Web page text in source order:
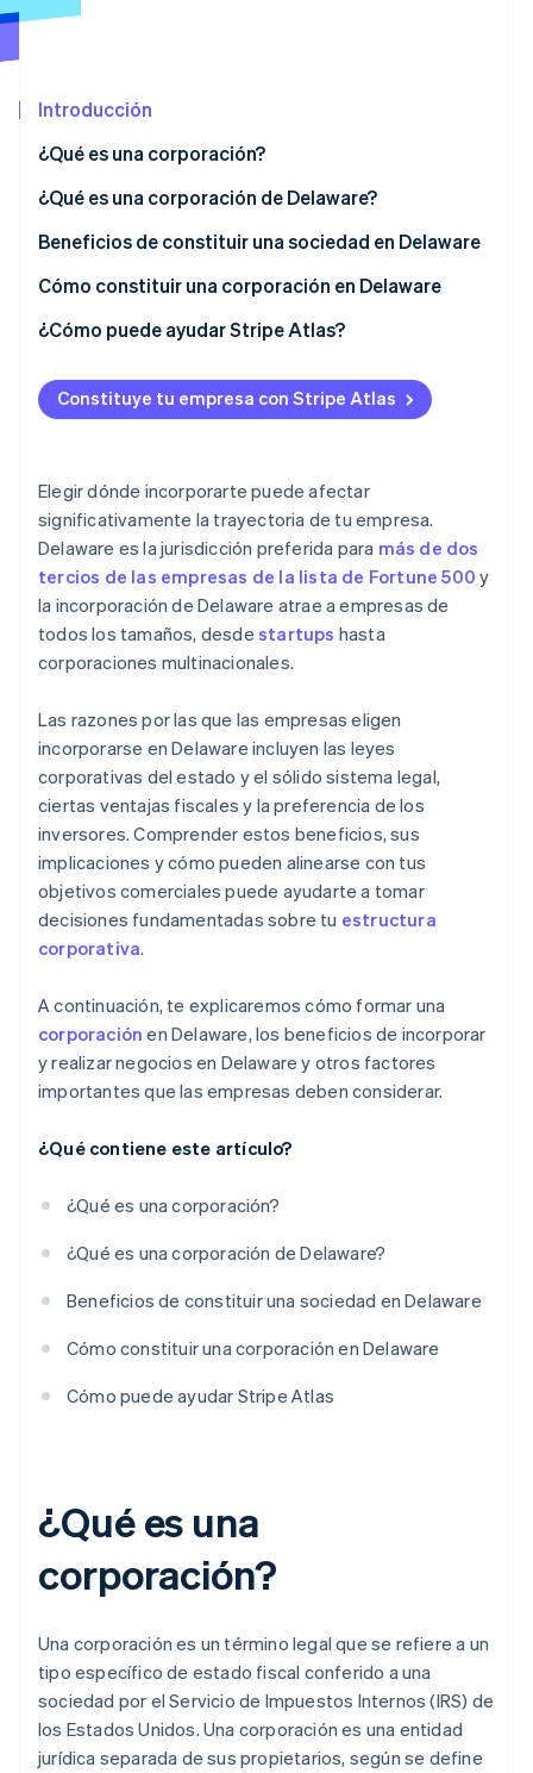
Sesiones de Stripe 2026
Mirar ahoraStripe App Marketplace
Introducción
¿Qué es una corporación?
¿Qué es una corporación de Delaware?
Beneficios de constituir una sociedad en Delaware
Cómo constituir una corporación en Delaware
¿Cómo puede ayudar Stripe Atlas?
Solicitud de ingreso a Atlas
Acepta pagos y operaciones bancarias antes de que
Compra de acciones del fundador sin efectivo
Declaración automática de la elección de
impuestos 83(b)
Documentos legales de empresas de primer nivel
Un año gratis de Stripe Payments, más $50,000 en
créditos y descuentos para socios
Constituye tu empresa con Stripe Atlas
Elegir dónde incorporarte puede afectar
significativamente la trayectoria de tu empresa.
Delaware es la jurisdicción preferida para más de dos
tercios de las empresas de la lista de Fortune 500 y
la incorporación de Delaware atrae a empresas de
todos los tamaños, desde startups hasta
corporaciones multinacionales.
Las razones por las que las empresas eligen
incorporarse en Delaware incluyen las leyes
corporativas del estado y el sólido sistema legal,
ciertas ventajas fiscales y la preferencia de los
inversores. Comprender estos beneficios, sus
implicaciones y cómo pueden alinearse con tus
objetivos comerciales puede ayudarte a tomar
decisiones fundamentadas sobre tu estructura
corporativa.
A continuación, te explicaremos cómo formar una
corporación en Delaware, los beneficios de incorporar
y realizar negocios en Delaware y otros factores
importantes que las empresas deben considerar.
¿Qué contiene este artículo?
¿Qué es una corporación?
¿Qué es una corporación de Delaware?
Beneficios de constituir una sociedad en Delaware
Cómo constituir una corporación en Delaware
Cómo puede ayudar Stripe Atlas
¿Qué es una
corporación?
Una corporación es un término legal que se refiere a un
tipo específico de estado fiscal conferido a una
sociedad por el Servicio de Impuestos Internos (IRS) de
los Estados Unidos. Una corporación es una entidad
jurídica separada de sus propietarios, según se define